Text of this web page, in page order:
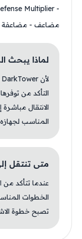
مضاعف - مضاعفة
لماذا يبحث
التأكد من
الانتقال
المناسب
متى تنتقل
عندما تتأكد من
الخطوات
تصبح خطوة